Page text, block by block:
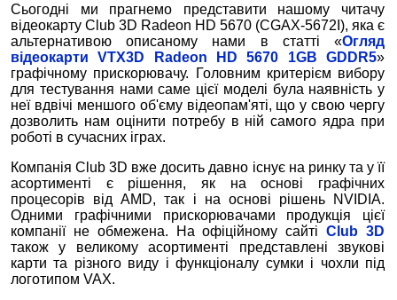
Сьогодні ми прагнемо представити нашому читачу
відеокарту Club 3D Radeon HD 5670 (CGAX-5672I), яка є
альтернативою описаному нами в статті «Огляд
відеокарти VTX3D Radeon HD 5670 1GB GDDR5»
графічному прискорювачу. Головним критерієм вибору
для тестування нами саме цієї моделі була наявність у
неї вдвічі меншого об'єму відеопам'яті, що у свою чергу
дозволить нам оцінити потребу в ній самого ядра при
роботі в сучасних іграх.
Компанія Club 3D вже досить давно існує на ринку та у її
асортименті є рішення, як на основі графічних
процесорів від AMD, так і на основі рішень NVIDIA.
Одними графічними прискорювачами продукція цієї
компанії не обмежена. На офіційному сайтіClub 3D
також у великому асортименті представлені звукові
карти та різного виду і функціоналу сумки і чохли під
логотипом VAX.